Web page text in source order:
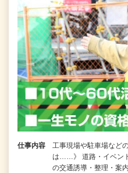
仕事内容
工事現場や駐車場など
は……》 道路・イベン
の交通誘導・整理・案